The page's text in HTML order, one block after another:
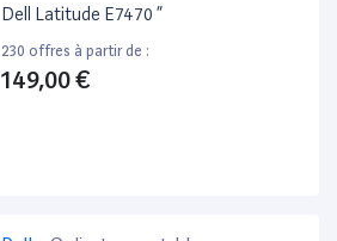
Dell Latitude E7470 ”
230 offres à partir de :
149,00 €